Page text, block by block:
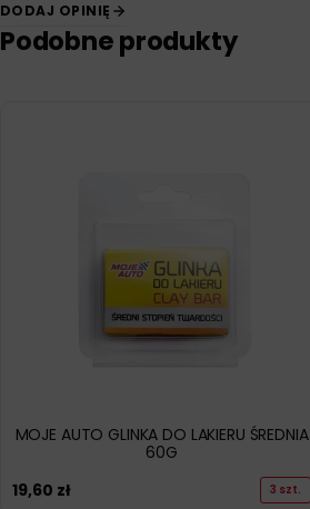
DODAJ OPINIĘ
Podobne produkty
MOJE AUTO GLINKA DO LAKIERU ŚREDNIA
60G
19,60 zł 3 szt.